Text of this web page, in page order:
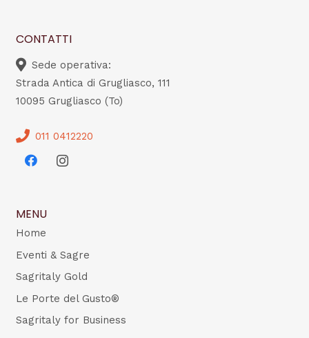
CONTATTI
Sede operativa:
Strada Antica di Grugliasco, 111
10095 Grugliasco (To)
011 0412220
MENU
Home
Eventi & Sagre
Sagritaly Gold
Le Porte del Gusto®
Sagritaly for Business